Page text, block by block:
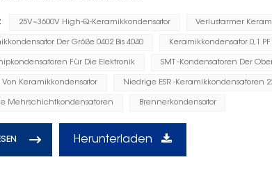
25V~3600V High-Q-Keramikkondensator Verlustarmer
Der Größe 0402 Bis 4040 Keramikkondensator 0,1 PF
Für Die Elektronik SMT -Kondensatoren Der
Von Keramikkondensator Niedrige ESR -Keramikkondensatoren
Mehrschichtkondensatoren Brennerkondensator
Herunterladen